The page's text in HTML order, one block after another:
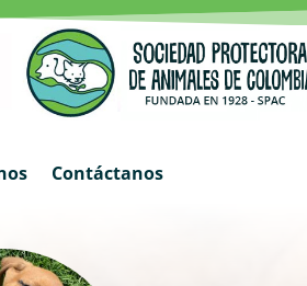
Contáctanos